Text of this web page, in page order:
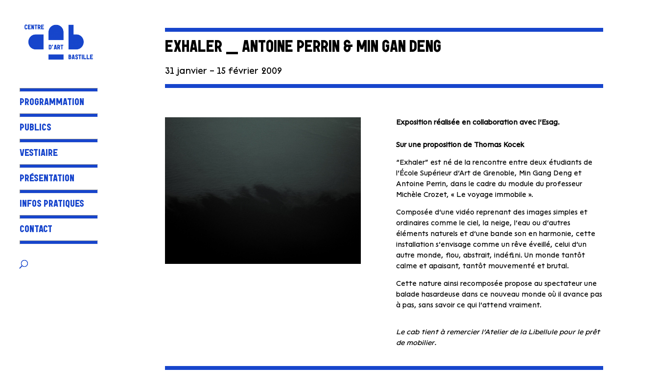
PROGRAMMATION
PUBLICS
VESTIAIRE
PRÉSENTATION
INFOS PRATIQUES
CONTACT
EXHALER _ ANTOINE PERRIN & MIN GAN DENG
31 janvier – 15 février 2009
Exposition réalisée en collaboration avec l’Esag.
Sur une proposition de Thomas Kocek
“Exhaler” est né de la rencontre entre deux étudiants de
l’École Supérieur d’Art de Grenoble, Min Gang Deng et
Antoine Perrin, dans le cadre du module du professeur
Michèle Crozet, « Le voyage immobile ».
Composée d’une vidéo reprenant des images simples et
ordinaires comme le ciel, la neige, l’eau ou d’autres
éléments naturels et d’une bande son en harmonie, cette
installation s’envisage comme un rêve éveillé, celui d’un
autre monde, flou, abstrait, indéfini. Un monde tantôt
calme et apaisant, tantôt mouvementé et brutal.
Cette nature ainsi recomposée propose au spectateur une
balade hasardeuse dans ce nouveau monde où il avance pas
à pas, sans savoir ce qui l’attend vraiment.
Le cab tient à remercier l’Atelier de la Libellule pour le prêt
de mobilier.